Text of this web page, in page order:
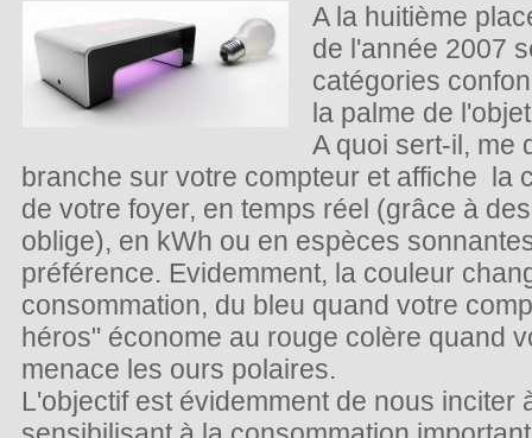
A la huitième
de l'année 2007
catégories
la palme de
A quoi sert-il, me
branche sur votre compteur et affiche la
de votre foyer, en temps réel (grâce à
oblige), en kWh ou en espèces
préférence. Evidemment, la couleur
consommation, du bleu quand votre
héros" économe au rouge colère quand
menace les ours polaires.
L'objectif est évidemment de nous inciter